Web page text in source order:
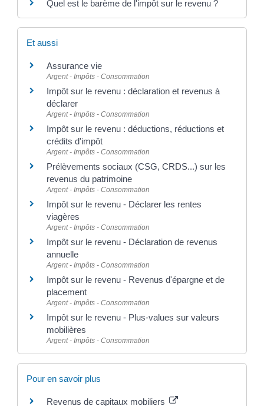
Quel est le barème de l'impôt sur le revenu ?
Et aussi
Assurance vie
Argent - Impôts - Consommation
Impôt sur le revenu : déclaration et revenus à
déclarer
Argent - Impôts - Consommation
Impôt sur le revenu : déductions, réductions et
crédits d'impôt
Argent - Impôts - Consommation
Prélèvements sociaux (CSG, CRDS...) sur les
revenus du patrimoine
Argent - Impôts - Consommation
Impôt sur le revenu - Déclarer les rentes
viagères
Argent - Impôts - Consommation
Impôt sur le revenu - Déclaration de revenus
annuelle
Argent - Impôts - Consommation
Impôt sur le revenu - Revenus d'épargne et de
placement
Argent - Impôts - Consommation
Impôt sur le revenu - Plus-values sur valeurs
mobilières
Argent - Impôts - Consommation
Pour en savoir plus
Revenus de capitaux mobiliers